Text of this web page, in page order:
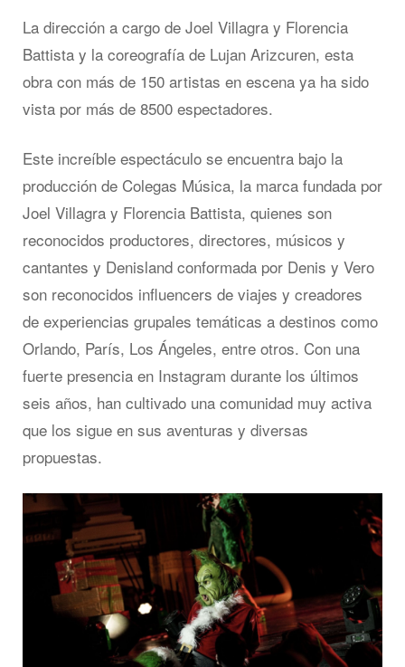
La dirección a cargo de Joel Villagra y Florencia
Battista y la coreografía de Lujan Arizcuren, esta
obra con más de 150 artistas en escena ya ha sido
vista por más de 8500 espectadores.
Este increíble espectáculo se encuentra bajo la
producción de Colegas Música, la marca fundada por
Joel Villagra y Florencia Battista, quienes son
reconocidos productores, directores, músicos y
cantantes y Denisland conformada por Denis y Vero
son reconocidos influencers de viajes y creadores
de experiencias grupales temáticas a destinos como
Orlando, París, Los Ángeles, entre otros. Con una
fuerte presencia en Instagram durante los últimos
seis años, han cultivado una comunidad muy activa
que los sigue en sus aventuras y diversas
propuestas.